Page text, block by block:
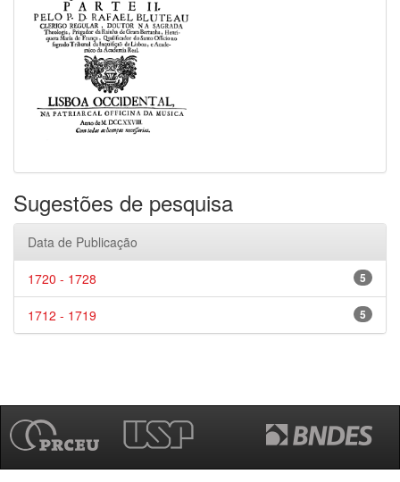
Sugestões de pesquisa
Data de Publicação
5
1720 - 1728
5
1712 - 1719